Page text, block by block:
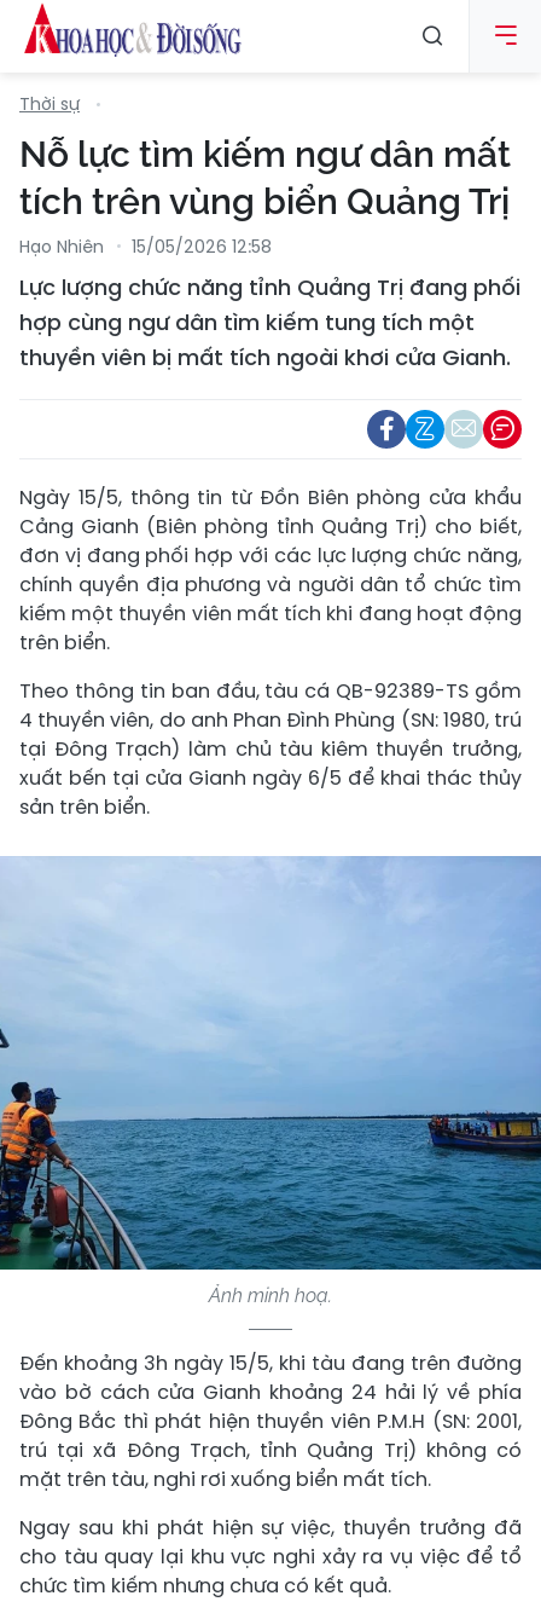
Thời sự
Nỗ lực tìm kiếm ngư dân mất
tích trên vùng biển Quảng Trị
Hạo Nhiên 15/05/2026 12:58
Lực lượng chức năng tỉnh Quảng Trị đang phối
hợp cùng ngư dân tìm kiếm tung tích một
thuyền viên bị mất tích ngoài khơi cửa Gianh.
Ngày 15/5, thông tin từ Đồn Biên phòng cửa khẩu
Cảng Gianh (Biên phòng tỉnh Quảng Trị) cho biết,
đơn vị đang phối hợp với các lực lượng chức năng,
chính quyền địa phương và người dân tổ chức tìm
kiếm một thuyền viên mất tích khi đang hoạt động
trên biển.
Theo thông tin ban đầu, tàu cá QB-92389-TS gồm
4 thuyền viên, do anh Phan Đình Phùng (SN: 1980, trú
tại Đông Trạch) làm chủ tàu kiêm thuyền trưởng,
xuất bến tại cửa Gianh ngày 6/5 để khai thác thủy
sản trên biển.
Ảnh minh hoạ.
Đến khoảng 3h ngày 15/5, khi tàu đang trên đường
vào bờ cách cửa Gianh khoảng 24 hải lý về phía
Đông Bắc thì phát hiện thuyền viên P.M.H (SN: 2001,
trú tại xã Đông Trạch, tỉnh Quảng Trị) không có
mặt trên tàu, nghi rơi xuống biển mất tích.
Ngay sau khi phát hiện sự việc, thuyền trưởng đã
cho tàu quay lại khu vực nghi xảy ra vụ việc để tổ
chức tìm kiếm nhưng chưa có kết quả.